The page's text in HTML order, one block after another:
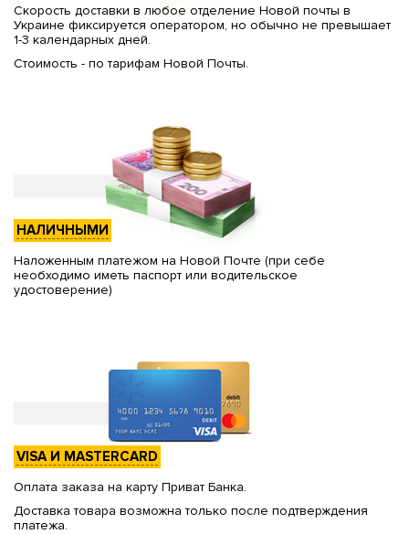
Скорость доставки в любое отделение Новой почты в
Украине фиксируется оператором, но обычно не превышает
1-3 календарных дней.
Стоимость - по тарифам Новой Почты.
НАЛИЧНЫМИ
Наложенным платежом на Новой Почте (при себе
необходимо иметь паспорт или водительское
удостоверение)
VISA И MASTERCARD
Оплата заказа на карту Приват Банка.
Доставка товара возможна только после подтверждения
платежа.